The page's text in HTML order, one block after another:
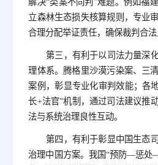
立森林生态损失核算规则，专业
合理分配举证责任，确保裁判合法
第三，有利于以司法力量深
理体系。腾格里沙漠污染案、三
案例，彰显专业化审判效能；各
长+法官”机制，通过司法建议推
法与系统治理良性互动。
第四，有利于彰显中国生态
治理中国方案。我国“预防—惩处